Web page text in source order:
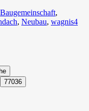
Baugemeinschaft,
, Neubau, wagnis4